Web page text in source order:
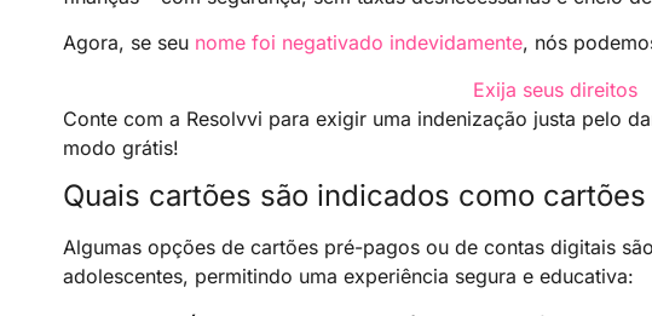
Agora, se seu nome foi negativado indevidamente, nós
Exija seus direitos
Conte com a Resolvvi para exigir uma indenização justa pelo
modo grátis!
Quais cartões são indicados como
Algumas opções de cartões pré-pagos ou de contas digitais
adolescentes, permitindo uma experiência segura e educativa: